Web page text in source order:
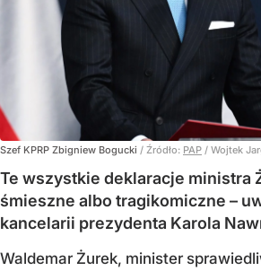
Szef KPRP Zbigniew Bogucki / Źródło: PAP / Wojtek
Te wszystkie deklaracje ministra
śmieszne albo tragikomiczne –
kancelarii prezydenta Karola
Waldemar Żurek, minister